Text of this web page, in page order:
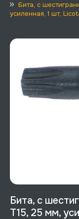
Бита, с
усиленная, 1 шт,
Бита, с
T15, 25 мм,